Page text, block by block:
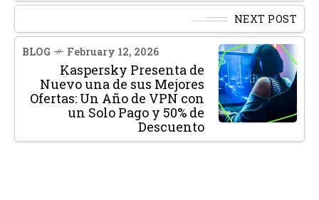
NEXT POST
BLOG February 12, 2026
Kaspersky Presenta de
Nuevo una de sus Mejores
Ofertas: Un Año de VPN con
un Solo Pago y 50% de
Descuento